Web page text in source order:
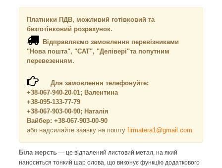
Платники ПДВ, можливий готівковий та
безготівковий розрахунок.
Відправляємо замовлення перевізниками
"Нова пошта", "САТ", "Делівері"та попутним
перевезенням.
Для замовлення телефонуйте:
+38-067-940-20-01; Валентина
+38-095-133-77-79
+38-067-903-00-90; Наталія
Вайбер: +38-067-903-00-90
або надсилайте заявку на пошту firmatera1@gmail.com
Біла жерсть — це відпалений листовий метал, на який
наноситься тонкий шар олова, що виконує функцію додаткового